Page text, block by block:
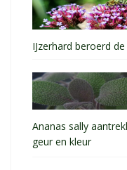
IJzerhard beroerd
Ananas sally
geur en kleur